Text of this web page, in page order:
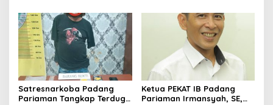
Fraksi DPRD Padang
Pariaman
Seleksi Calon Anggota
Paskibra Tingkat
Kecamatan VII Koto
Patamuan
Satresnarkoba Padang
Pariaman Tangkap Terduga
Ketua PEKAT IB Padang
Pariaman Irmansyah, SE,